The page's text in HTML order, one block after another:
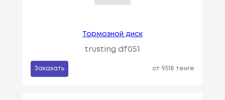
Тормозной диск
trusting df051
Заказать от 9518 тенге